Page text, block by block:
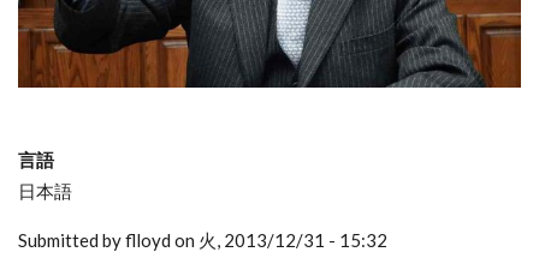
言語
日本語
Submitted by flloyd on 火, 2013/12/31 - 15:32